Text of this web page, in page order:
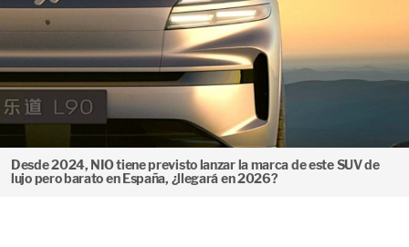
Desde 2024, NIO tiene previsto lanzar la marca de este SUV de
lujo pero barato en España, ¿llegará en 2026?